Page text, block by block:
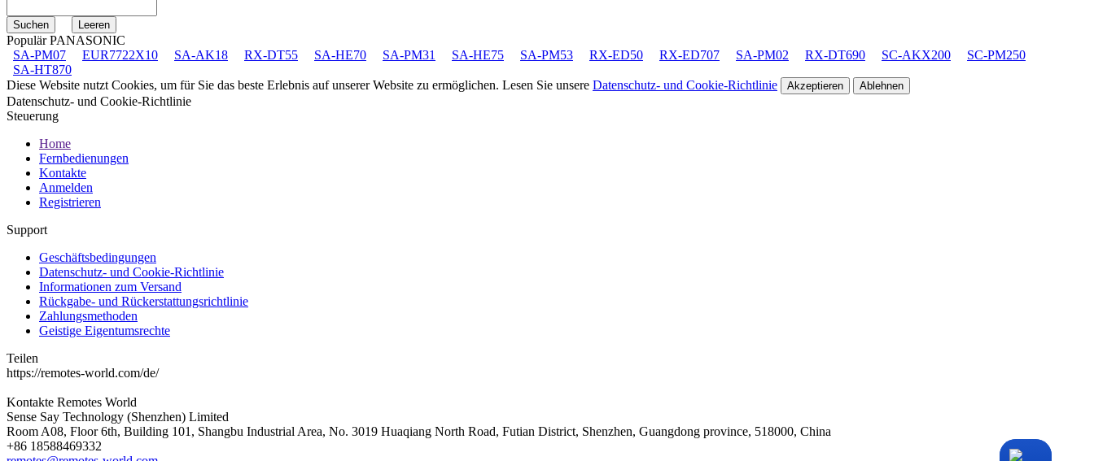
Populär PANASONIC
SA-PM07
EUR7722X10 SA-AK18 RX-DT55 SA-HE70 SA-PM31 SA-HE75 SA-PM53 RX-ED50 RX-ED707 SA-PM02 RX-DT690 SC-AKX200
SC-PM250
SA-HT870
Diese Website nutzt Cookies, um für Sie das beste Erlebnis auf unserer Website zu ermöglichen. Lesen Sie unsere Datenschutz- und Cookie-Richtlinie Akzeptieren Ablehnen
Datenschutz- und Cookie-Richtlinie
Steuerung
Home
Fernbedienungen
Kontakte
Anmelden
Registrieren
Support
Geschäftsbedingungen
Datenschutz- und Cookie-Richtlinie
Informationen zum Versand
Rückgabe- und Rückerstattungsrichtlinie
Zahlungsmethoden
Geistige Eigentumsrechte
Teilen
https://remotes-world.com/de/
Kontakte Remotes World
Sense Say Technology (Shenzhen) Limited
Room A08, Floor 6th, Building 101, Shangbu Industrial Area, No. 3019 Huaqiang North Road, Futian District, Shenzhen, Guangdong province, 518000, China
+86 18588469332